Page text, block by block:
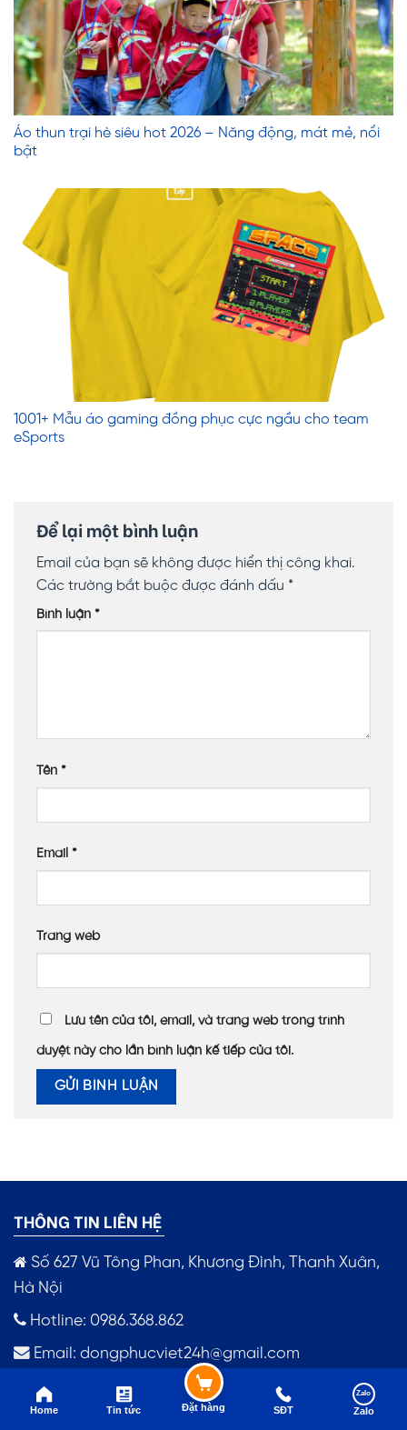
Áo thun trại hè siêu hot 2026 – Năng động, mát mẻ, nổi
bật
1001+ Mẫu áo gaming đồng phục cực ngầu cho team
eSports
Để lại một bình luận
Email của bạn sẽ không được hiển thị công khai.
Các trường bắt buộc được đánh dấu *
Bình luận *
Tên *
Email *
Trang web
Lưu tên của tôi, email, và trang web trong trình
duyệt này cho lần bình luận kế tiếp của tôi.
THÔNG TIN LIÊN HỆ
Số 627 Vũ Tông Phan, Khương Đình, Thanh Xuân,
Hà Nội
Hotline: 0986.368.862
Email: dongphucviet24h@gmail.com
Theo dõi cửa hàng
Home Tin tức Đặt hàng SĐT
Zalo
Zalo